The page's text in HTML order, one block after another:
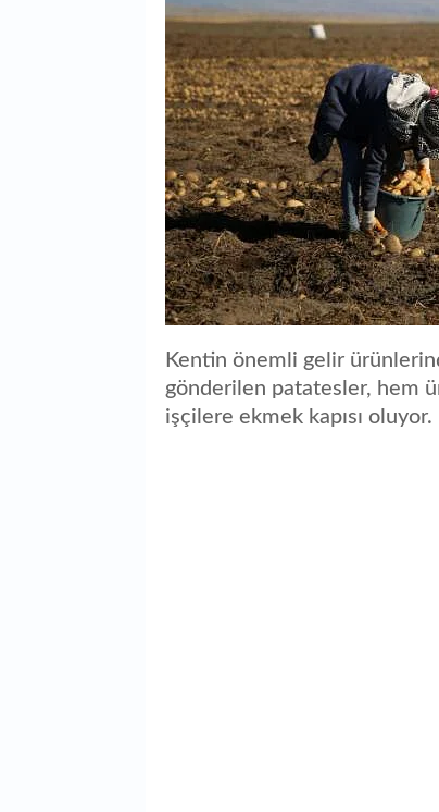
Kentin önemli gelir
gönderilen patatesler, hem
işçilere ekmek kapısı oluyor.